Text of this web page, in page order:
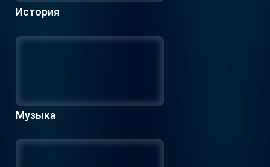
История
Музыка